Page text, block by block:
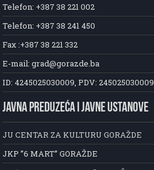
Telefon: +387 38 221 002
Telefon: +387 38 241 450
Fax :+387 38 221 332
E-mail: grad@gorazde.ba
ID: 4245025030009, PDV: 245025030009
JAVNA PREDUZEĆA I JAVNE USTANOVE
JU CENTAR ZA KULTURU GORAŽDE
JKP ”6 MART” GORAŽDE